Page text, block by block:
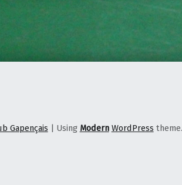
Gapençais | Using Modern WordPress theme.